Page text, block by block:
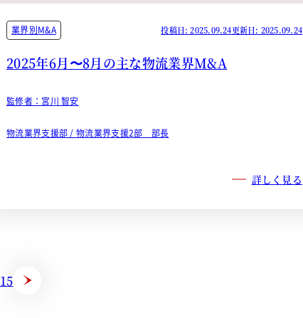
業界別M&A 投稿日: 2025.09.24更新日: 2025.09.24
2025年6月〜8月の主な物流業界M&A
監修者：宮川 智安
物流業界支援部 / 物流業界支援2部 部長
詳しく見る
15